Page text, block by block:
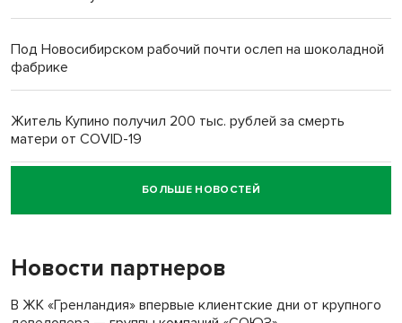
Под Новосибирском рабочий почти ослеп на шоколадной
фабрике
Житель Купино получил 200 тыс. рублей за смерть
матери от COVID-19
Новосибирский суд наказал водителя за смерть
пенсионерки на вокзале
«Мы живём на пастбище!»: в новосибирском селе лошади
терроризируют жителей
БОЛЬШЕ НОВОСТЕЙ
Новости партнеров
В ЖК «Гренландия» впервые клиентские дни от крупного